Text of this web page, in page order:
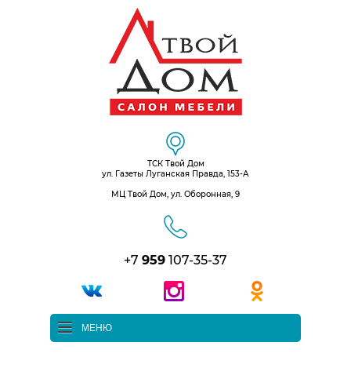
ТСК Твой Дом
ул. Газеты Луганская Правда, 153-А
МЦ Твой Дом, ул. Оборонная, 9
+7 959 107-35-37
МЕНЮ